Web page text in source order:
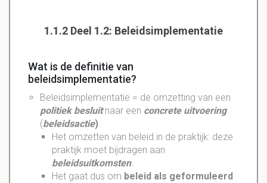
1.1.2 Deel 1.2: Beleidsimplementatie
Wat is de definitie van
beleidsimplementatie?
Beleidsimplementatie = de omzetting van een
politiek besluitnaar een concrete uitvoering
(beleidsactie).
Het omzetten van beleid in de praktijk: deze
praktijk moet bijdragen aan
beleidsuitkomsten.
Het gaat dus om beleid als geformuleerd